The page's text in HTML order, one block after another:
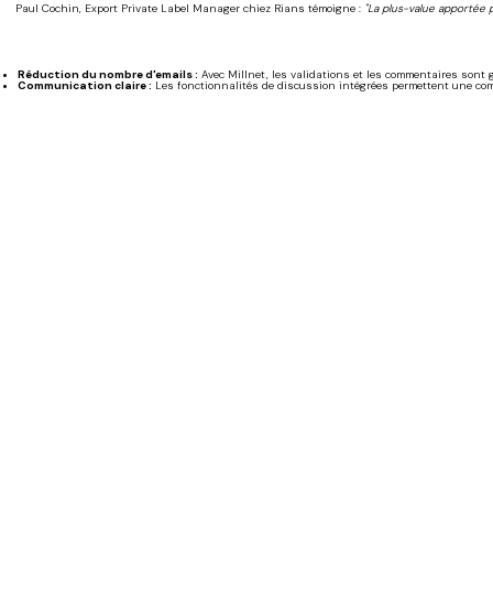
Paul Cochin, Export Private Label Manager chiez Rians témoigne : "La plus-value
Réduction du nombre d'emails : Avec Millnet, les validations et les commentaires sont
Communication claire : Les fonctionnalités de discussion intégrées permettent une